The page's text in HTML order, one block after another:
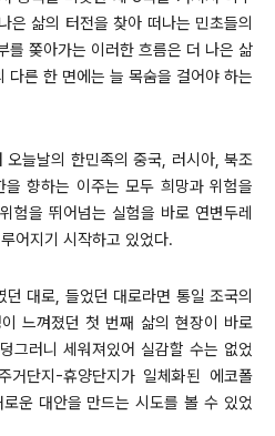
은 삶의 터전을 찾아 떠나는 민초들의
를 쫒아가는 이러한 흐름은 더 나은 삶
다른 한 면에는 늘 목숨을 걸어야 하는
오늘날의 한민족의 중국, 러시아, 북조
향하는 이주는 모두 희망과 위험을
험을 뛰어넘는 실험을 바로 연변두레
어지기 시작하고 있었다.
대로, 들었던 대로라면 통일 조국의
느껴졌던 첫 번째 삶의 현장이 바로
그러니 세워져있어 실감할 수는 없었
거단지-휴양단지가 일체화된 에코폴
운 대안을 만드는 시도를 볼 수 있었